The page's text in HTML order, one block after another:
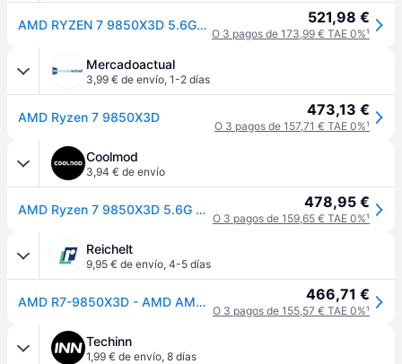
AMD RYZEN 7 9850X3D 5.6GH 104M 8CORE AM5 BOX Sin V 521,98 €
O 3 pagos de 173,99 € TAE 0%¹
Mercadoactual
3,99 € de envío, 1-2 días
AMD Ryzen 7 9850X3D 473,13 €
O 3 pagos de 157,71 € TAE 0%¹
Coolmod
3,94 € de envío
AMD Ryzen 7 9850X3D 5.6G Hz Socket AM5 Boxed 478,95 €
O 3 pagos de 159,65 € TAE 0%¹
Reichelt
9,95 € de envío, 4-5 días
AMD R7-9850X3D - AMD AM5 RYZEN 7 9850X3D, 8x 4,70GHz, en caja sin refrigerador 466,71 €
O 3 pagos de 155,57 € TAE 0%¹
Techinn
1,99 € de envío, 8 días